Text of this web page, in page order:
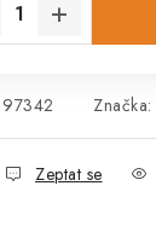
97342 Značka:
Zeptat se